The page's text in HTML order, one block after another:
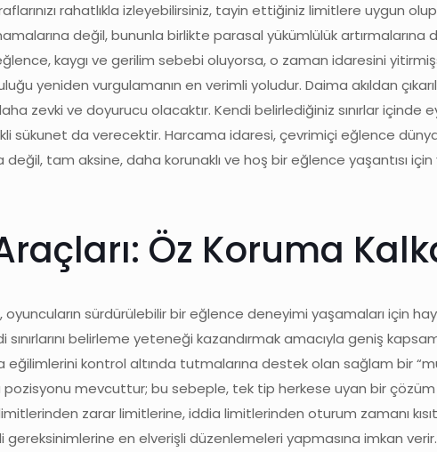
rahatlıkla izleyebilirsiniz, tayin ettiğiniz limitlere uygun olup
değil, bununla birlikte parasal yükümlülük artırmalarına
kaygı ve gerilim sebebi oluyorsa, o zaman idaresini
yeniden vurgulamanın en verimli yoludur. Daima akıldan
zevki ve doyurucu olacaktır. Kendi belirlediğiniz sınırlar içinde
sükunet da verecektir. Harcama idaresi, çevrimiçi eğlence
değil, tam aksine, daha korunaklı ve hoş bir eğlence yaşantısı
Öz Koruma
sürdürülebilir bir eğlence deneyimi yaşamaları için
belirleme yeteneği kazandırmak amacıyla geniş
kontrol altında tutmalarına destek olan sağlam bir
pozisyonu mevcuttur; bu sebeple, tek tip herkese uyan bir
zarar limitlerine, iddia limitlerinden oturum zamanı
gereksinimlerine en elverişli düzenlemeleri yapmasına imkan